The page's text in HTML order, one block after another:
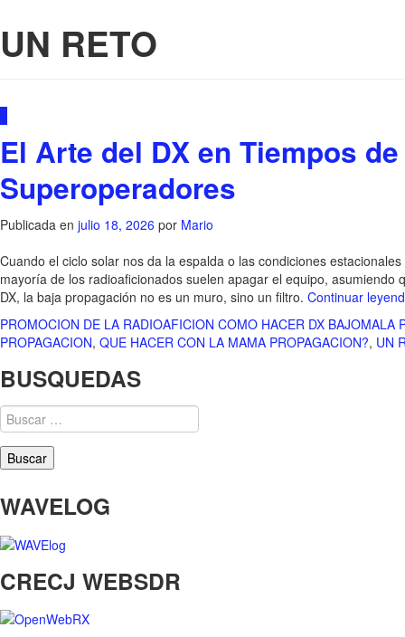
UN RETO
El Arte del DX en Tiempos
Superoperadores
Publicada en julio 18, 2026 por Mario
Cuando el ciclo solar nos da la espalda o las condiciones
mayoría de los radioaficionados suelen apagar el equipo,
DX, la baja propagación no es un muro, sino un filtro. Continuar
PROMOCION DE LA RADIOAFICION COMO HACER DX BAJOMALA
PROPAGACION, QUE HACER CON LA MAMA PROPAGACION?, UN
BUSQUEDAS
Buscar:
WAVELOG
CRECJ WEBSDR